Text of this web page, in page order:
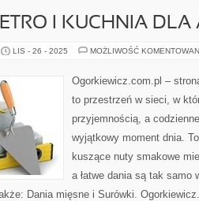
I KUCHNIA DLA
LIS - 26 - 2025 MOŻLIWOŚĆ
Ogorkiewicz.com.pl –
to przestrzeń w sieci, w
przyjemnością, a
wyjątkowy moment dnia.
kuszące nuty smakowe
a łatwe dania są tak samo
Dania mięsne i Surówki.